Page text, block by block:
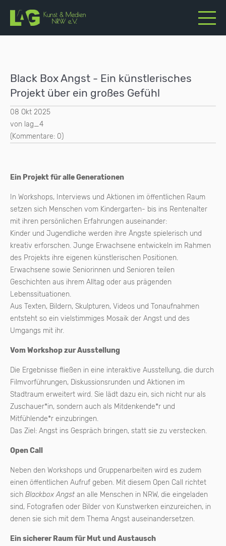
Black Box Angst - Ein künstlerisches
Projekt über ein großes Gefühl
08 Okt 2025
von lag_4
(Kommentare: 0)
Ein Projekt für alle Generationen
In Workshops, Interviews und Aktionen im öffentlichen Raum
setzen sich Menschen vom Kindergarten- bis ins Rentenalter
mit ihren persönlichen Erfahrungen auseinander:
Kinder und Jugendliche werden ihre Ängste spielerisch und
kreativ erforschen. Junge Erwachsene entwickeln im Rahmen
des Projekts ihre eigenen künstlerischen Positionen.
Erwachsene sowie Seniorinnen und Senioren teilen
Geschichten aus ihrem Alltag oder aus prägenden
Lebenssituationen.
Aus Texten, Bildern, Skulpturen, Videos und Tonaufnahmen
entsteht so ein vielstimmiges Mosaik der Angst und des
Umgangs mit ihr.
Vom Workshop zur Ausstellung
Die Ergebnisse fließen in eine interaktive Ausstellung, die durch
Filmvorführungen, Diskussionsrunden und Aktionen im
Stadtraum erweitert wird. Sie lädt dazu ein, sich nicht nur als
Zuschauer*in, sondern auch als Mitdenkende*r und
Mitfühlende*r einzubringen.
Das Ziel: Angst ins Gespräch bringen, statt sie zu verstecken.
Open Call
Neben den Workshops und Gruppenarbeiten wird es zudem
einen öffentlichen Aufruf geben. Mit diesem Open Call richtet
sich Blackbox Angst an alle Menschen in NRW, die eingeladen
sind, Fotografien oder Bilder von Kunstwerken einzureichen, in
denen sie sich mit dem Thema Angst auseinandersetzen.
Ein sicherer Raum für Mut und Austausch